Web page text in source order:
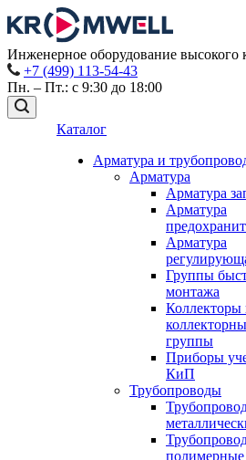
Инженерное оборудование высокого
+7 (499) 113-54-43
Пн. – Пт.: с 9:30 до 18:00
Каталог
Арматура и
Арматура
Арматура
Арматура
Арматура
Группы
монтажа
Коллекторы
группы
Приборы
КиП
Трубопроводы
полимерные